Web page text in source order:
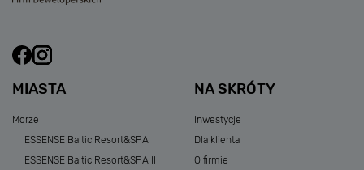
MIASTA
Morze
ESSENSE Baltic Resort&SPA
ESSENSE Baltic Resort&SPA II
NA SKRÓTY
Inwestycje
Dla klienta
O firmie